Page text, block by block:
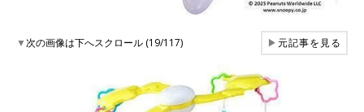
▼次の画像は下へスクロール (19/117) ▶元記事を見る